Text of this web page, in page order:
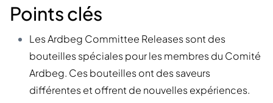
Points clés
Les Ardbeg Committee Releases sont des
bouteilles spéciales pour les membres du Comité
Ardbeg. Ces bouteilles ont des saveurs
différentes et offrent de nouvelles expériences.